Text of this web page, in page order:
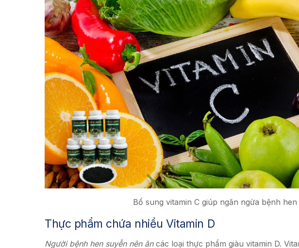
Bổ sung vitamin C giúp ngăn ngừa bệnh
Thực phẩm chứa nhiều Vitamin D
Người bệnh hen suyễn nên ăncác loại thực phẩm giàu vitamin D.